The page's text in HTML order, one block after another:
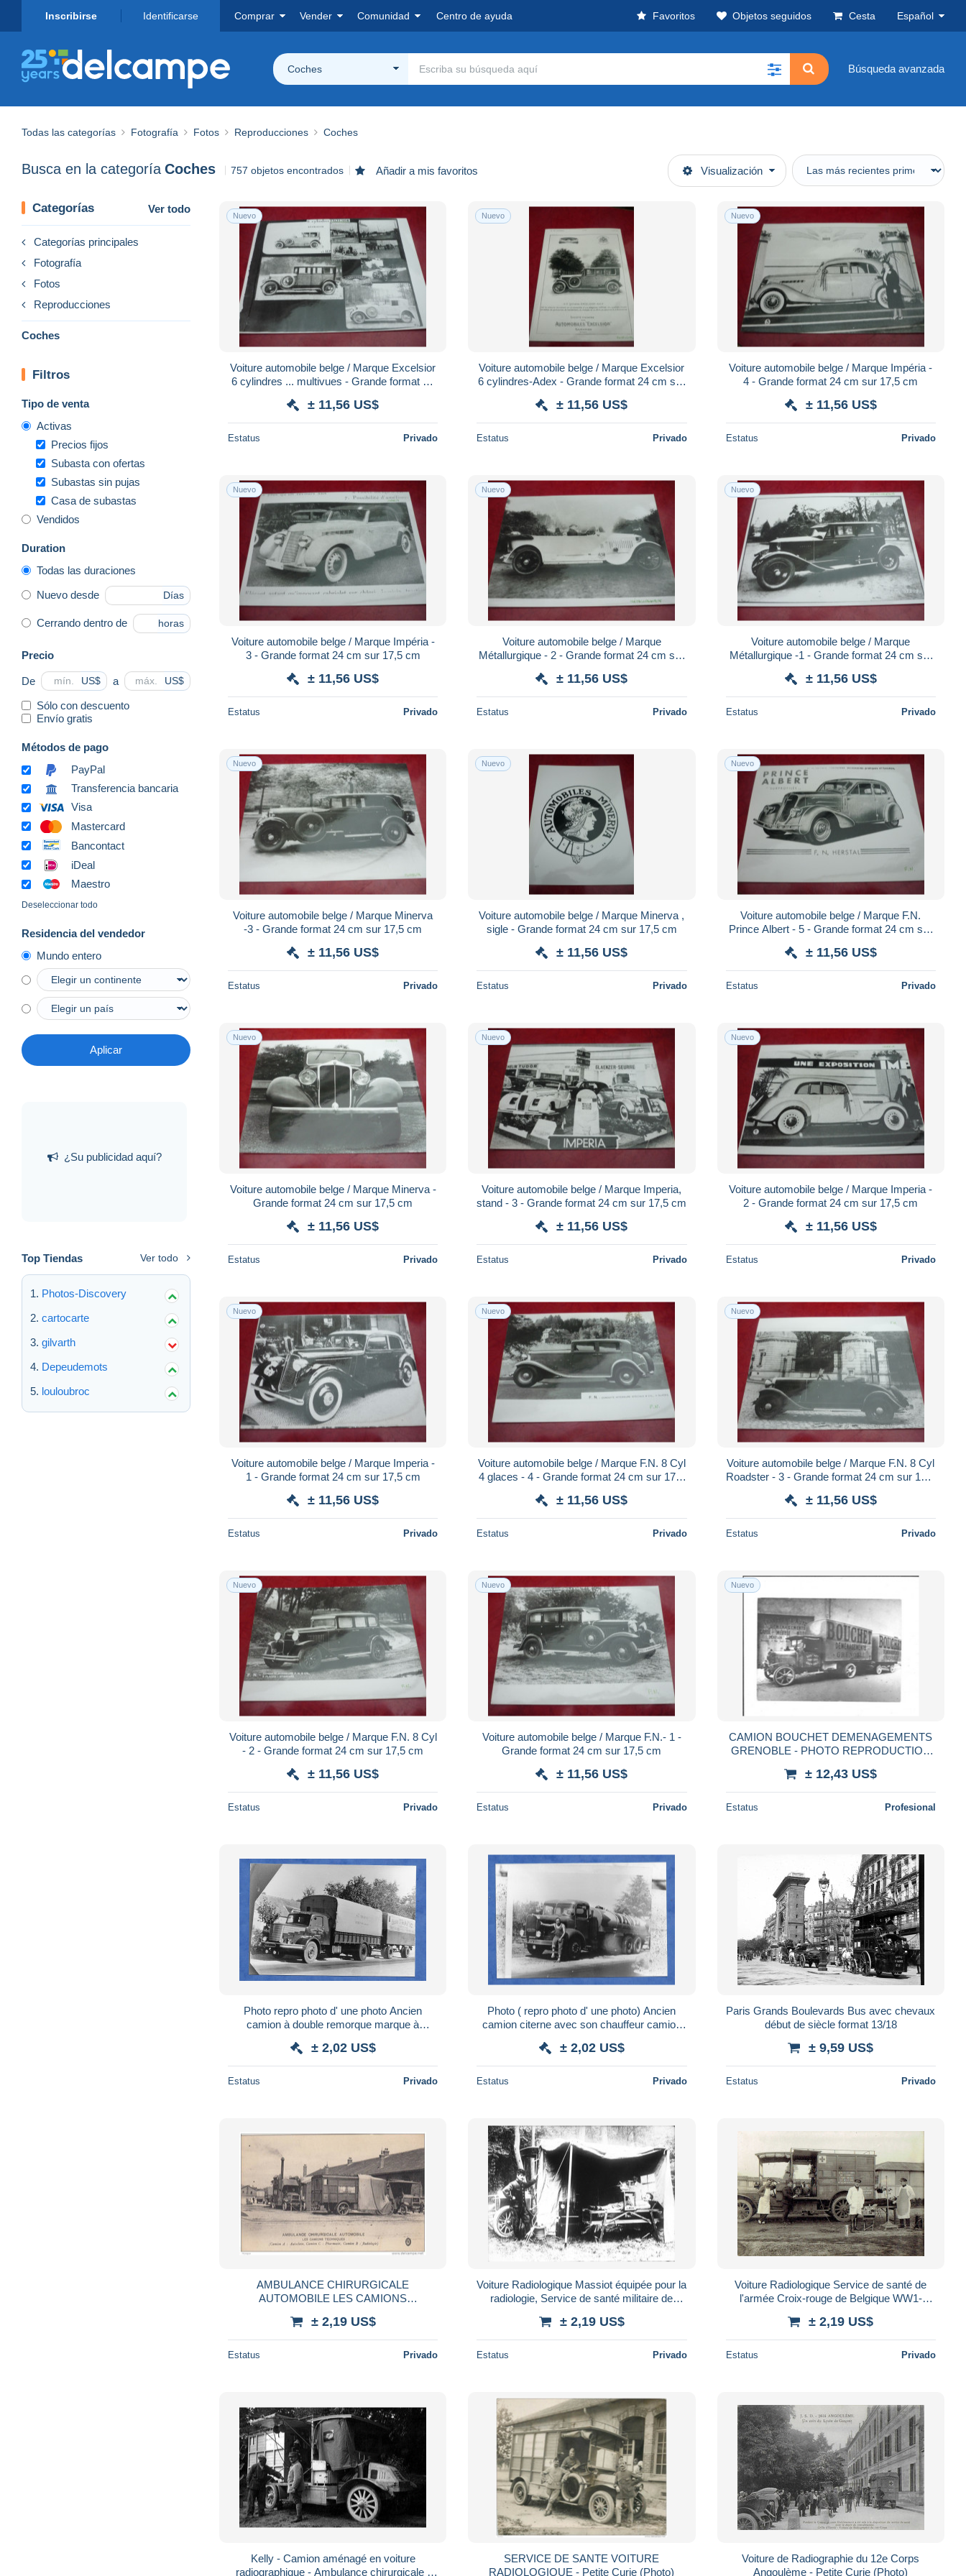
Inscribirse Identificarse Comprar Vender Comunidad Centro de ayuda Favoritos Objetos seguidos Cesta Español
Coches Búsqueda avanzada
Todas las categorías Fotografía Fotos Reproducciones Coches
Busca en la categoría Coches 757 objetos encontrados Añadir a mis favoritos Visualización
Categorías Ver todo
Categorías principales
Fotografía
Fotos
Reproducciones
Coches
Filtros
Tipo de venta
Activas
Precios fijos
Subasta con ofertas
Subastas sin pujas
Casa de subastas
Vendidos
Duration
Todas las duraciones
Nuevo desde Días
Cerrando dentro de horas
Precio
De US$ a US$
Sólo con descuento
Envío gratis
Métodos de pago
PayPal
Transferencia bancaria
Visa
Mastercard
Bancontact
iDeal
Maestro
Deseleccionar todo
Residencia del vendedor
Mundo entero
Aplicar
¿Su publicidad aquí?
Top Tiendas Ver todo
Photos-Discovery
cartocarte
gilvarth
Depeudemots
louloubroc
Nuevo
Voiture automobile belge / Marque Excelsior
6 cylindres ... multivues - Grande format 24
± 11,56 US$
Estatus Privado
Nuevo
Voiture automobile belge / Marque Excelsior
6 cylindres-Adex - Grande format 24 cm sur
± 11,56 US$
Estatus Privado
Nuevo
Voiture automobile belge / Marque Impéria -
4 - Grande format 24 cm sur 17,5 cm
± 11,56 US$
Estatus Privado
Nuevo
Voiture automobile belge / Marque Impéria -
3 - Grande format 24 cm sur 17,5 cm
± 11,56 US$
Estatus Privado
Nuevo
Voiture automobile belge / Marque
Métallurgique - 2 - Grande format 24 cm sur
± 11,56 US$
Estatus Privado
Nuevo
Voiture automobile belge / Marque
Métallurgique -1 - Grande format 24 cm sur
± 11,56 US$
Estatus Privado
Nuevo
Voiture automobile belge / Marque Minerva
-3 - Grande format 24 cm sur 17,5 cm
± 11,56 US$
Estatus Privado
Nuevo
Voiture automobile belge / Marque Minerva ,
sigle - Grande format 24 cm sur 17,5 cm
± 11,56 US$
Estatus Privado
Nuevo
Voiture automobile belge / Marque F.N.
Prince Albert - 5 - Grande format 24 cm sur
± 11,56 US$
Estatus Privado
Nuevo
Voiture automobile belge / Marque Minerva -
Grande format 24 cm sur 17,5 cm
± 11,56 US$
Estatus Privado
Nuevo
Voiture automobile belge / Marque Imperia,
stand - 3 - Grande format 24 cm sur 17,5 cm
± 11,56 US$
Estatus Privado
Nuevo
Voiture automobile belge / Marque Imperia -
2 - Grande format 24 cm sur 17,5 cm
± 11,56 US$
Estatus Privado
Nuevo
Voiture automobile belge / Marque Imperia -
1 - Grande format 24 cm sur 17,5 cm
± 11,56 US$
Estatus Privado
Nuevo
Voiture automobile belge / Marque F.N. 8 Cyl
4 glaces - 4 - Grande format 24 cm sur 17,5
± 11,56 US$
Estatus Privado
Nuevo
Voiture automobile belge / Marque F.N. 8 Cyl
Roadster - 3 - Grande format 24 cm sur 17,5
± 11,56 US$
Estatus Privado
Nuevo
Voiture automobile belge / Marque F.N. 8 Cyl
- 2 - Grande format 24 cm sur 17,5 cm
± 11,56 US$
Estatus Privado
Nuevo
Voiture automobile belge / Marque F.N.- 1 -
Grande format 24 cm sur 17,5 cm
± 11,56 US$
Estatus Privado
Nuevo
CAMION BOUCHET DEMENAGEMENTS
GRENOBLE - PHOTO REPRODUCTION
± 12,43 US$
Estatus Profesional
Photo repro photo d' une photo Ancien
camion à double remorque marque à
Aubenas
± 2,02 US$
Estatus Privado
Photo ( repro photo d' une photo) Ancien
camion citerne avec son chauffeur camion
± 2,02 US$
Estatus Privado
Paris Grands Boulevards Bus avec chevaux
début de siècle format 13/18
± 9,59 US$
Estatus Privado
AMBULANCE CHIRURGICALE
AUTOMOBILE LES CAMIONS
Radiologie) - Petite Curie (Photo)
± 2,19 US$
Estatus Privado
Voiture Radiologique Massiot équipée pour la
radiologie, Service de santé militaire de
± 2,19 US$
Estatus Privado
Voiture Radiologique Service de santé de
l'armée Croix-rouge de Belgique WW1-
± 2,19 US$
Estatus Privado
Kelly - Camion aménagé en voiture
radiographique - Ambulance chirurgicale -
SERVICE DE SANTE VOITURE
RADIOLOGIQUE - Petite Curie (Photo)
Voiture de Radiographie du 12e Corps
Angoulème - Petite Curie (Photo)